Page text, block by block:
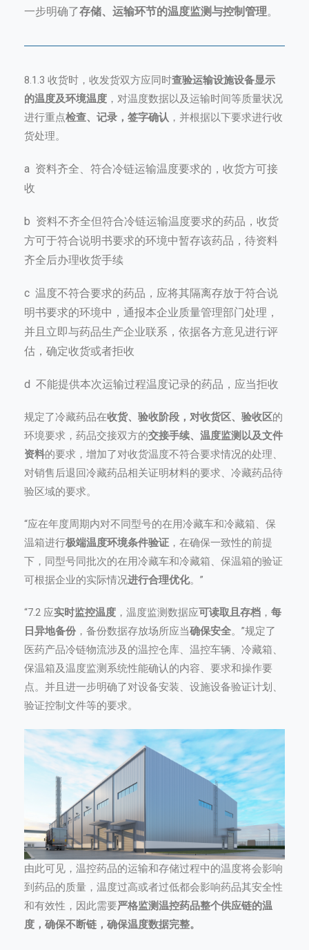
一步明确了存储、运输环节的温度监测与控制管理。
8.1.3 收货时，收发货双方应同时查验运输设施设备显示
的温度及环境温度 ，对温度数据以及运输时间等质量状况
进行重点检查、记录，签字确认 ，并根据以下要求进行收
货处理。
a 资料齐全、符合冷链运输温度要求的，收货方可接
收
b 资料不齐全但符合冷链运输温度要求的药品，收货
方可于符合说明书要求的环境中暂存该药品，待资料
齐全后办理收货手续
c 温度不符合要求的药品，应将其隔离存放于符合说
明书要求的环境中，通报本企业质量管理部门处理，
并且立即与药品生产企业联系，依据各方意见进行评
估，确定收货或者拒收
d 不能提供本次运输过程温度记录的药品，应当拒收
规定了冷藏药品在收货、验收阶段，对收货区、验收区的
环境要求，药品交接双方的交接手续、温度监测以及文件
资料的要求，增加了对收货温度不符合要求情况的处理、
对销售后退回冷藏药品相关证明材料的要求、冷藏药品待
验区域的要求。
“应在年度周期内对不同型号的在用冷藏车和冷藏箱、保
温箱进行极端温度环境条件验证 ，在确保一致性的前提
下，同型号同批次的在用冷藏车和冷藏箱、保温箱的验证
可根据企业的实际情况进行合理优化。”
“7.2 应实时监控温度 ，温度监测数据应可读取且存档 ， 每
日异地备份 ，备份数据存放场所应当确保安全。”规定了
医药产品冷链物流涉及的温控仓库、温控车辆、冷藏箱、
保温箱及温度监测系统性能确认的内容、要求和操作要
点。并且进一步明确了对设备安装、设施设备验证计划、
验证控制文件等的要求。
由此可见，温控药品的运输和存储过程中的温度将会影响
到药品的质量，温度过高或者过低都会影响药品其安全性
和有效性，因此需要严格监测温控药品整个供应链的温
度，确保不断链，确保温度数据完整。